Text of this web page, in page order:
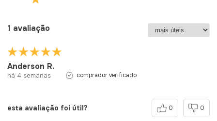
1 avaliação
Anderson R.
há 4 semanas comprador verificado
esta avaliação foi útil? 0 0